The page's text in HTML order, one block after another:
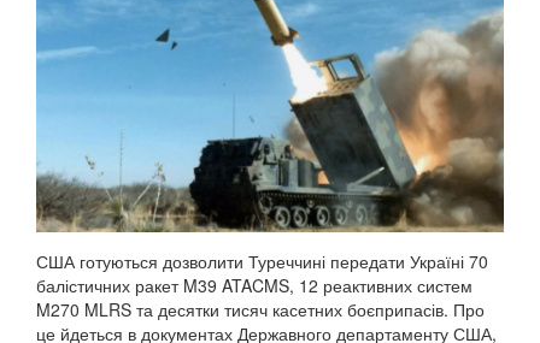
США готуються дозволити Туреччині передати Україні 70
балістичних ракет M39 ATACMS, 12 реактивних систем
M270 MLRS та десятки тисяч касетних боєприпасів. Про
це йдеться в документах Державного департаменту США,